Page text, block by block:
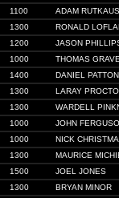
1100
ADAM
1300
RONALD
1200
JASON
1000
THOMAS
1400
DANIEL PATTON
1300
LARAY
1300
WARDELL
1000
JOHN
1000
NICK
1300
MAURICE
1500
JOEL JONES
1300
BRYAN MINOR